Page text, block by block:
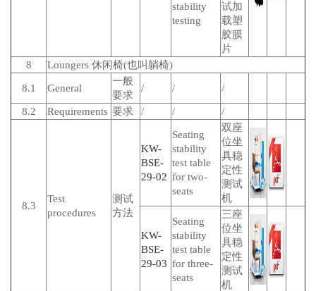
stability
testing
试加
载塑
胶膜
片
8
Loungers 休闲椅(也叫躺椅)
8.1 General
一般
要求
/ / /
8.2 Requirements 要求 / / /
8.3
Test
procedures
测试
方法
KW-
BSE-
29-02
Seating
stability
test table
for two-
seats
双座
位坐
具稳
定性
测试
机
KW-
BSE-
29-03
Seating
stability
test table
for three-
seats
三座
位坐
具稳
定性
测试
机